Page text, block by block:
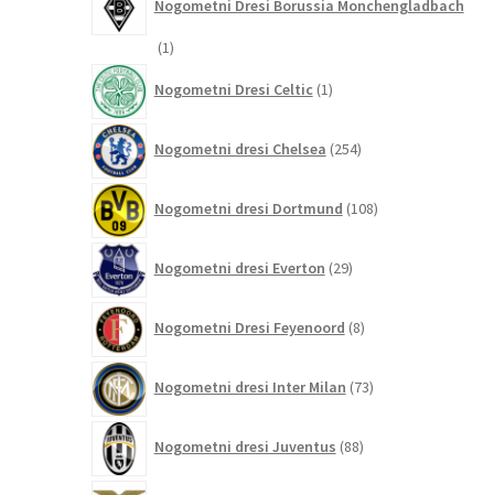
Nogometni Dresi Borussia Monchengladbach
11
Nogometni Dresi Celtic 1izdelek
Nogometni dresi Chelsea 254izdelkov
Nogometni dresi Dortmund 108izdelkov
Nogometni dresi Everton 29izdelkov
Nogometni Dresi Feyenoord 8izdelkov
Nogometni dresi Inter Milan 73izdelkov
Nogometni dresi Juventus 88izdelkov